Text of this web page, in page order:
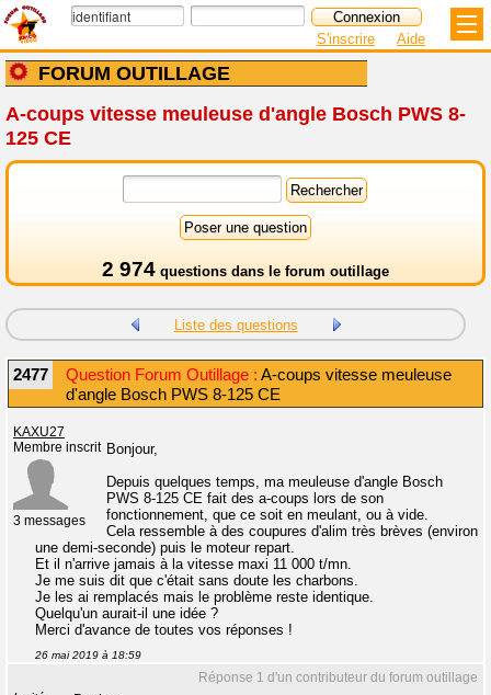
FORUM OUTILLAGE
S'inscrire Aide
A-coups vitesse meuleuse d'angle Bosch PWS 8-
125 CE
2 974 questions dans le forum outillage
Liste des questions
2477 Question Forum Outillage : A-coups vitesse meuleuse
d'angle Bosch PWS 8-125 CE
KAXU27
Membre inscrit
3 messages
Bonjour,
Depuis quelques temps, ma meuleuse d'angle Bosch
PWS 8-125 CE fait des a-coups lors de son
fonctionnement, que ce soit en meulant, ou à vide.
Cela ressemble à des coupures d'alim très brèves (environ
une demi-seconde) puis le moteur repart.
Et il n'arrive jamais à la vitesse maxi 11 000 t/mn.
Je me suis dit que c'était sans doute les charbons.
Je les ai remplacés mais le problème reste identique.
Quelqu'un aurait-il une idée ?
Merci d'avance de toutes vos réponses !
26 mai 2019 à 18:59
Réponse 1 d'un contributeur du forum outillage